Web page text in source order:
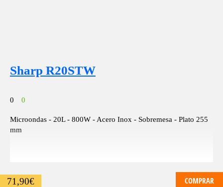
Sharp R20STW
0 0
Microondas - 20L - 800W - Acero Inox - Sobremesa - Plato 255
mm
71,90€ COMPRAR